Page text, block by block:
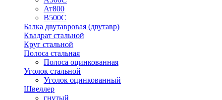
Ат800
В500С
Балка двутавровая (двутавр)
Квадрат стальной
Круг стальной
Полоса стальная
Полоса оцинкованная
Уголок стальной
Уголок оцинкованный
Швеллер
гнутый